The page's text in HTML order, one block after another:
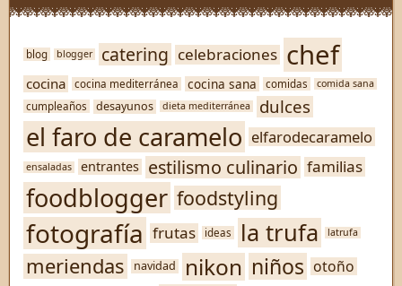
blog blogger catering celebraciones chef
cocina cocina mediterránea cocina sana comidas comida sana
cumpleaños desayunos dieta mediterránea dulces
el faro de caramelo elfarodecaramelo
ensaladas entrantes estilismo culinario familias
foodblogger foodstyling
fotografía frutas ideas la trufa latrufa
meriendas navidad nikon niños otoño